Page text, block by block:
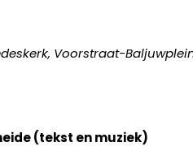
Voorstraat-
(tekst en muziek)